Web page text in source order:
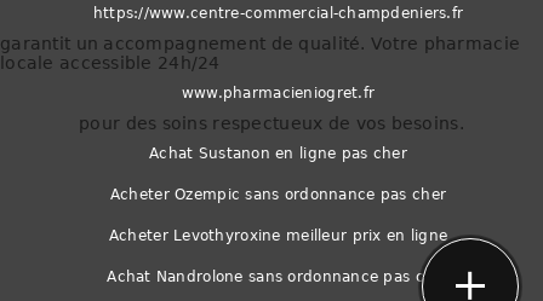
phone
mail
https://www.centre-commercial-champdeniers.fr
garantit un accompagnement de qualité. Votre pharmacie
locale accessible 24h/24
www.pharmacieniogret.fr
pour des soins respectueux de vos besoins.
Achat Sustanon en ligne pas cher
Acheter Ozempic sans ordonnance pas cher
Acheter Levothyroxine meilleur prix en ligne
Achat Nandrolone sans ordonnance pas cher